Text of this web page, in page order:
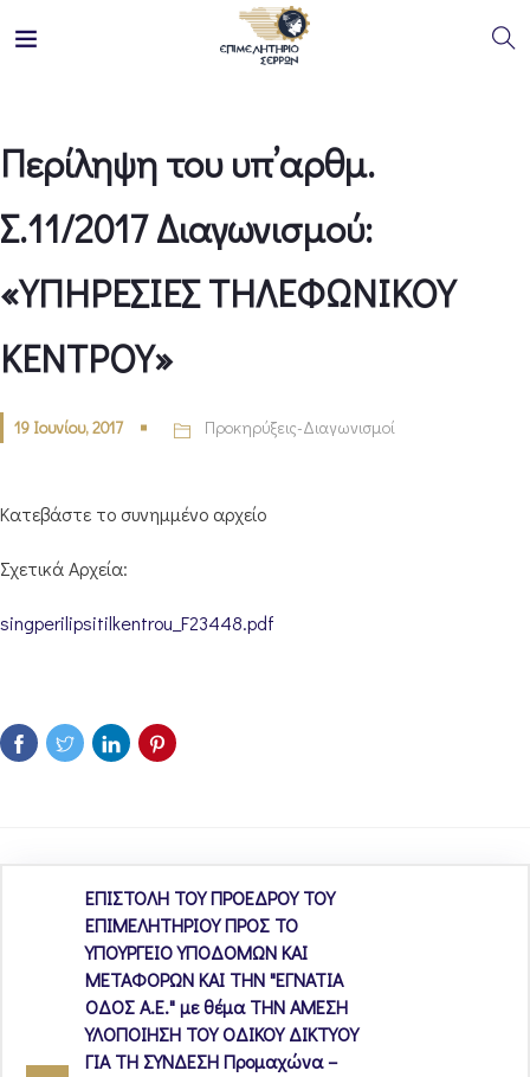
Περίληψη του υπ’αρθμ.
Σ.11/2017 Διαγωνισμού:
«ΥΠΗΡΕΣΙΕΣ ΤΗΛΕΦΩΝΙΚΟΥ
ΚΕΝΤΡΟΥ»
19 Ιουνίου, 2017 Προκηρύξεις-Διαγωνισμοί
Κατεβάστε το συνημμένο αρχείο
Σχετικά Αρχεία:
singperilipsitilkentrou_F23448.pdf
ΕΠΙΣΤΟΛΗ ΤΟΥ ΠΡΟΕΔΡΟΥ ΤΟΥ
ΕΠΙΜΕΛΗΤΗΡΙΟΥ ΠΡΟΣ ΤΟ
ΥΠΟΥΡΓΕΙΟ ΥΠΟΔΟΜΩΝ ΚΑΙ
ΜΕΤΑΦΟΡΩΝ ΚΑΙ ΤΗΝ "ΕΓΝΑΤΙΑ
ΟΔΟΣ Α.Ε." με θέμα ΤΗΝ ΑΜΕΣΗ
ΥΛΟΠΟΙΗΣΗ ΤΟΥ ΟΔΙΚΟΥ ΔΙΚΤΥΟΥ
ΓΙΑ ΤΗ ΣΥΝΔΕΣΗ Προμαχώνα –